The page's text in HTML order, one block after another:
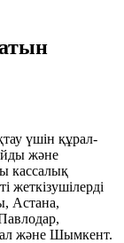
үшін құрал-
жəне
кассалық
жеткізушілерді
Астана,
және Шымкент.